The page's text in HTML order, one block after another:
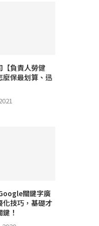
【負責人勞健
麼保最划算、迅
關鍵字廣
化技巧，基礎才
！